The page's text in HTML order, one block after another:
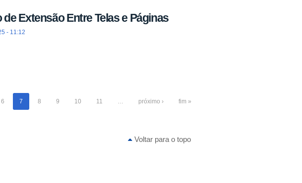
de Extensão Entre Telas e Páginas
- 11:12
6 7 8 9 10 11 … próximo › fim »
Voltar para o topo